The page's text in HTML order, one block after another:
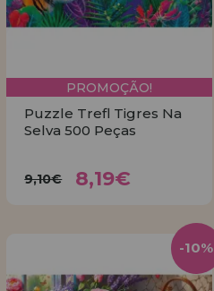
PROMOÇÃO!
Puzzle Trefl Tigres Na
Selva 500 Peças
9,10€ 8,19€
-10%